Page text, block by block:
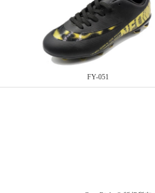
FY-051